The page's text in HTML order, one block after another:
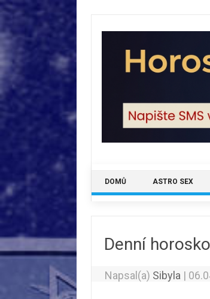
DOMŮ ASTRO SEX
Denní
Napsal(a) Sibyla |